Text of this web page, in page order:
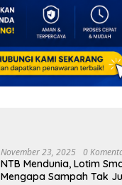
November 23, 2025 0
NTB Mendunia, Lotim
Mengapa Sampah Tak